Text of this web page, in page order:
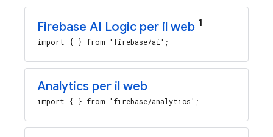
Firebase AI Logic per il web 1
import { } from 'firebase/ai';
Analytics per il web
import { } from 'firebase/analytics';